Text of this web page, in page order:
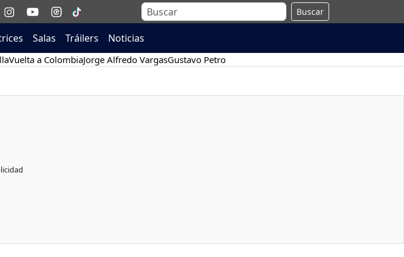
Buscar
Salas Tráilers Noticias
Vuelta a ColombiaJorge Alfredo VargasGustavo Petro